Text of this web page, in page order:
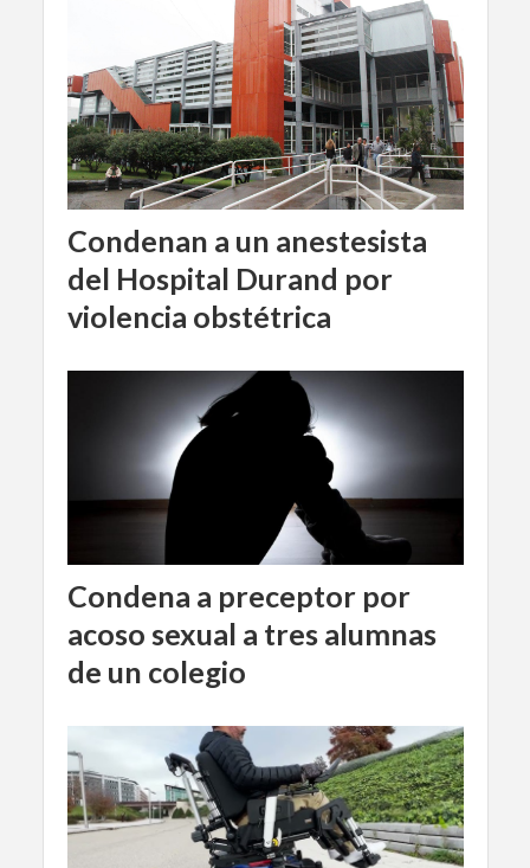
Condenan a un anestesista
del Hospital Durand por
violencia obstétrica
Condena a preceptor por
acoso sexual a tres alumnas
de un colegio